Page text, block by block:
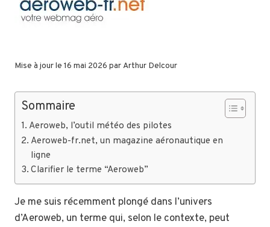
Mise à jour le 16 mai 2026 parArthur Delcour
Sommaire
Aeroweb, l’outil météo des pilotes
Aeroweb-fr.net, un magazine aéronautique en
ligne
Clarifier le terme “Aeroweb”
Je me suis récemment plongé dans l’univers
d’Aeroweb, un terme qui, selon le contexte, peut